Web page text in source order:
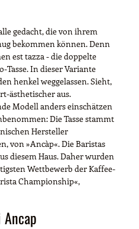
gedacht, die von ihrem
bekommen können. Denn
est tazza - die doppelte
Tasse. In dieser Variante
henkel weggelassen. Sieht,
ästhetischer aus.
Modell anders einschätzen
Die Tasse stammt
Hersteller
von »Ancàp«. Die Baristas
diesem Haus. Daher wurden
Wettbewerb der Kaffee-
Championship«,